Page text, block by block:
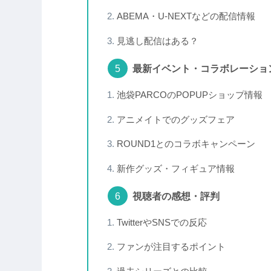
ABEMA・U-NEXTなどの配信情報
見逃し配信はある？
最新イベント・コラボレーショ
池袋PARCOのPOPUPショップ情報
アニメイトでのグッズフェア
ROUND1とのコラボキャンペーン
新作グッズ・フィギュア情報
視聴者の感想・評判
TwitterやSNSでの反応
ファンが注目するポイント